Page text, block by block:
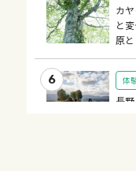
カ
と
原
体
長